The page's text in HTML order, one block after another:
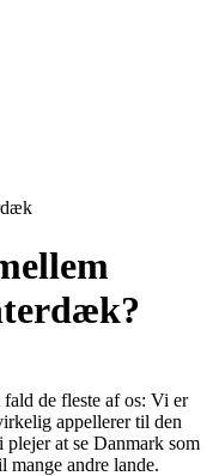
de fleste af os: Vi er
appellerer til den
at se Danmark som
mange andre lande.